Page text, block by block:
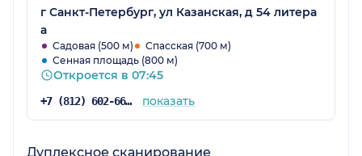
г Санкт-Петербург, ул Казанская, д 54 литера
а
Садовая (500 м)
Спасская (700 м)
Сенная площадь (800 м)
Откроется в 07:45
+7 (812) 602-66-04 показать
Дуплексное сканирование